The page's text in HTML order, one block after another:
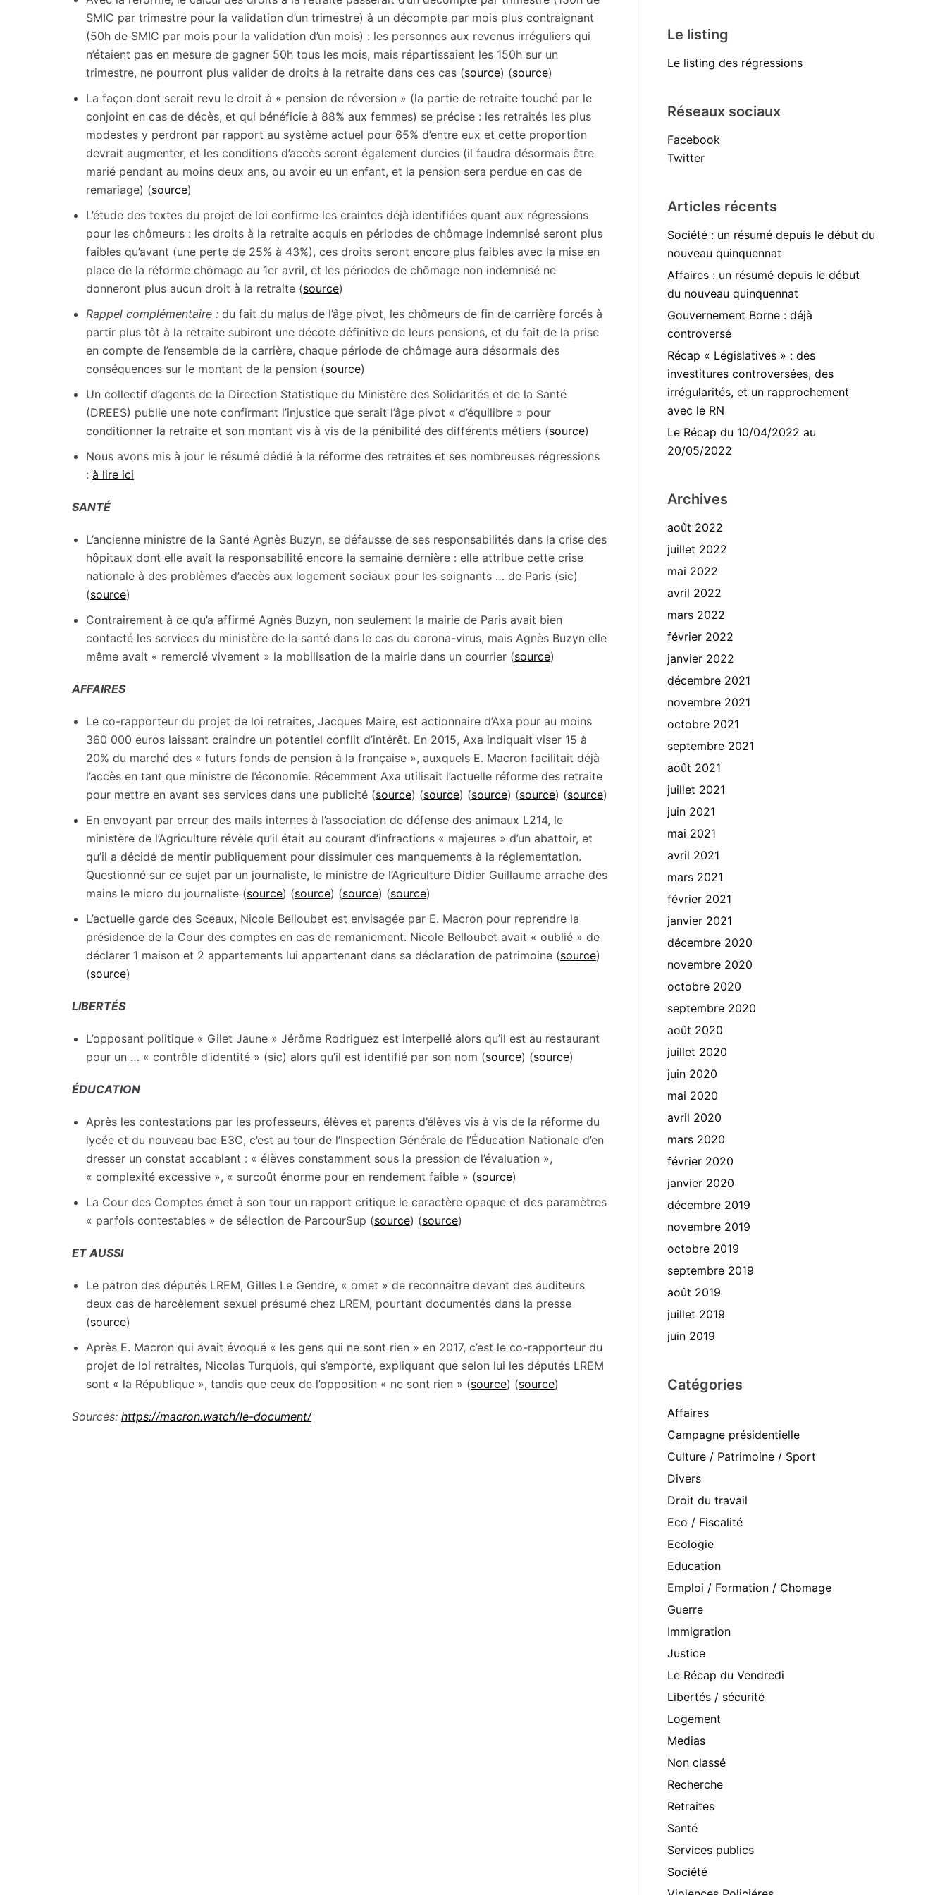
SMIC par trimestre pour la validation d’un trimestre) à un décompte par mois plus contraignant
(50h de SMIC par mois pour la validation d’un mois) : les personnes aux revenus irréguliers qui
n’étaient pas en mesure de gagner 50h tous les mois, mais répartissaient les 150h sur un
trimestre, ne pourront plus valider de droits à la retraite dans ces cas (source) (source)
La façon dont serait revu le droit à « pension de réversion » (la partie de retraite touché par le
conjoint en cas de décès, et qui bénéficie à 88% aux femmes) se précise : les retraités les plus
modestes y perdront par rapport au système actuel pour 65% d’entre eux et cette proportion
devrait augmenter, et les conditions d’accès seront également durcies (il faudra désormais être
marié pendant au moins deux ans, ou avoir eu un enfant, et la pension sera perdue en cas de
remariage) (source)
L’étude des textes du projet de loi confirme les craintes déjà identifiées quant aux régressions
pour les chômeurs : les droits à la retraite acquis en périodes de chômage indemnisé seront plus
faibles qu’avant (une perte de 25% à 43%), ces droits seront encore plus faibles avec la mise en
place de la réforme chômage au 1er avril, et les périodes de chômage non indemnisé ne
donneront plus aucun droit à la retraite (source)
Rappel complémentaire : du fait du malus de l’âge pivot, les chômeurs de fin de carrière forcés à
partir plus tôt à la retraite subiront une décote définitive de leurs pensions, et du fait de la prise
en compte de l’ensemble de la carrière, chaque période de chômage aura désormais des
conséquences sur le montant de la pension (source)
Un collectif d’agents de la Direction Statistique du Ministère des Solidarités et de la Santé
(DREES) publie une note confirmant l’injustice que serait l’âge pivot « d’équilibre » pour
conditionner la retraite et son montant vis à vis de la pénibilité des différents métiers (source)
Nous avons mis à jour le résumé dédié à la réforme des retraites et ses nombreuses régressions
: à lire ici
SANTÉ
L’ancienne ministre de la Santé Agnès Buzyn, se défausse de ses responsabilités dans la crise des
hôpitaux dont elle avait la responsabilité encore la semaine dernière : elle attribue cette crise
nationale à des problèmes d’accès aux logement sociaux pour les soignants … de Paris (sic)
(source)
Contrairement à ce qu’a affirmé Agnès Buzyn, non seulement la mairie de Paris avait bien
contacté les services du ministère de la santé dans le cas du corona-virus, mais Agnès Buzyn elle
même avait « remercié vivement » la mobilisation de la mairie dans un courrier (source)
AFFAIRES
Le co-rapporteur du projet de loi retraites, Jacques Maire, est actionnaire d’Axa pour au moins
360 000 euros laissant craindre un potentiel conflit d’intérêt. En 2015, Axa indiquait viser 15 à
20% du marché des « futurs fonds de pension à la française », auxquels E. Macron facilitait déjà
l’accès en tant que ministre de l’économie. Récemment Axa utilisait l’actuelle réforme des retraite
pour mettre en avant ses services dans une publicité (source) (source) (source) (source) (source)
En envoyant par erreur des mails internes à l’association de défense des animaux L214, le
ministère de l’Agriculture révèle qu’il était au courant d’infractions « majeures » d’un abattoir, et
qu’il a décidé de mentir publiquement pour dissimuler ces manquements à la réglementation.
Questionné sur ce sujet par un journaliste, le ministre de l’Agriculture Didier Guillaume arrache des
mains le micro du journaliste (source) (source) (source) (source)
L’actuelle garde des Sceaux, Nicole Belloubet est envisagée par E. Macron pour reprendre la
présidence de la Cour des comptes en cas de remaniement. Nicole Belloubet avait « oublié » de
déclarer 1 maison et 2 appartements lui appartenant dans sa déclaration de patrimoine (source)
(source)
LIBERTÉS
L’opposant politique « Gilet Jaune » Jérôme Rodriguez est interpellé alors qu’il est au restaurant
pour un … « contrôle d’identité » (sic) alors qu’il est identifié par son nom (source) (source)
ÉDUCATION
Après les contestations par les professeurs, élèves et parents d’élèves vis à vis de la réforme du
lycée et du nouveau bac E3C, c’est au tour de l’Inspection Générale de l’Éducation Nationale d’en
dresser un constat accablant : « élèves constamment sous la pression de l’évaluation »,
« complexité excessive », « surcoût énorme pour en rendement faible » (source)
La Cour des Comptes émet à son tour un rapport critique le caractère opaque et des paramètres
« parfois contestables » de sélection de ParcourSup (source) (source)
ET AUSSI
Le patron des députés LREM, Gilles Le Gendre, « omet » de reconnaître devant des auditeurs
deux cas de harcèlement sexuel présumé chez LREM, pourtant documentés dans la presse
(source)
Après E. Macron qui avait évoqué « les gens qui ne sont rien » en 2017, c’est le co-rapporteur du
projet de loi retraites, Nicolas Turquois, qui s’emporte, expliquant que selon lui les députés LREM
sont « la République », tandis que ceux de l’opposition « ne sont rien » (source) (source)
Sources: https://macron.watch/le-document/
Le listing
Le listing des régressions
Réseaux sociaux
Facebook
Twitter
Articles récents
Société : un résumé depuis le début du
nouveau quinquennat
Affaires : un résumé depuis le début
du nouveau quinquennat
Gouvernement Borne : déjà
controversé
Récap « Législatives » : des
investitures controversées, des
irrégularités, et un rapprochement
avec le RN
Le Récap du 10/04/2022 au
20/05/2022
Archives
août 2022
juillet 2022
mai 2022
avril 2022
mars 2022
février 2022
janvier 2022
décembre 2021
novembre 2021
octobre 2021
septembre 2021
août 2021
juillet 2021
juin 2021
mai 2021
avril 2021
mars 2021
février 2021
janvier 2021
décembre 2020
novembre 2020
octobre 2020
septembre 2020
août 2020
juillet 2020
juin 2020
mai 2020
avril 2020
mars 2020
février 2020
janvier 2020
décembre 2019
novembre 2019
octobre 2019
septembre 2019
août 2019
juillet 2019
juin 2019
Catégories
Affaires
Campagne présidentielle
Culture / Patrimoine / Sport
Divers
Droit du travail
Eco / Fiscalité
Ecologie
Education
Emploi / Formation / Chomage
Guerre
Immigration
Justice
Le Récap du Vendredi
Libertés / sécurité
Logement
Medias
Non classé
Recherche
Retraites
Santé
Services publics
Société